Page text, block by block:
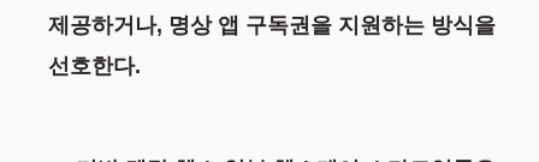
제공하거나, 명상 앱 구독권을 지원하는 방식을
선호한다.